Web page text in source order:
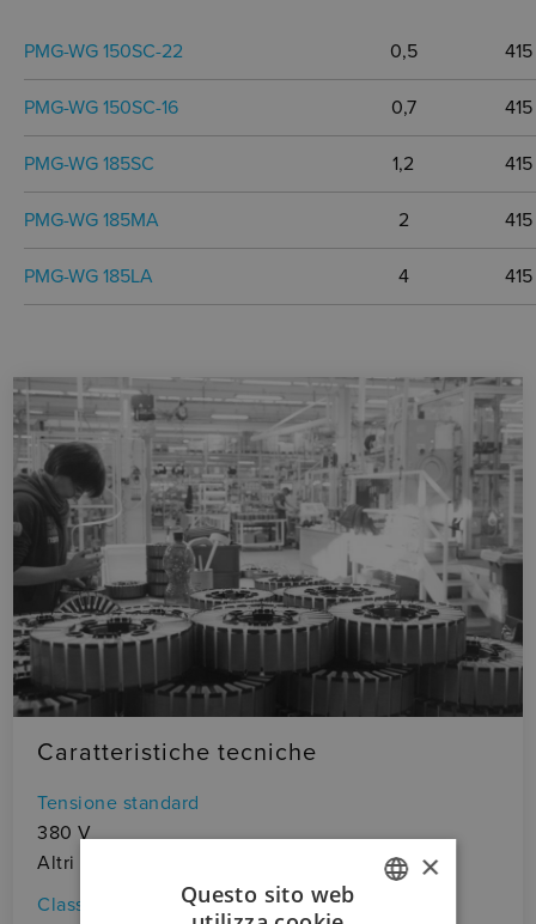
PMG-WG 150SC-22 0,5 415
PMG-WG 150SC-16 0,7 415
PMG-WG 185SC 1,2 415
PMG-WG 185MA 2 415
PMG-WG 185LA 4 415
Caratteristiche tecniche
Tensione standard
380 V
Altri valori a richiesta
Classe d'isolamento
×
Questo sito web